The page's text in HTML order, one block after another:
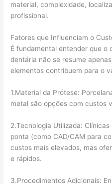
material, complexidade,
profissional.
Fatores que Influenciam o
É fundamental entender que o
dentária não se resume
elementos contribuem para o
1.Material da Prótese:
metal são opções com custos
2.Tecnologia Utilizada:
ponta (como CAD/CAM para
custos mais elevados, mas
e rápidos.
3.Procedimentos Adicionais: